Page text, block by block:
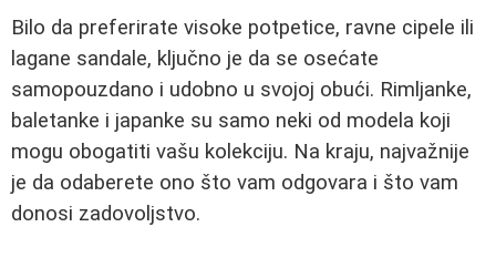
Bilo da preferirate visoke potpetice, ravne cipele ili
lagane sandale, ključno je da se osećate
samopouzdano i udobno u svojoj obući. Rimljanke,
baletanke i japanke su samo neki od modela koji
mogu obogatiti vašu kolekciju. Na kraju, najvažnije
je da odaberete ono što vam odgovara i što vam
donosi zadovoljstvo.